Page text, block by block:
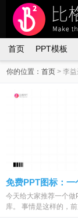
首页 PPT模板
你的位置：首页 > 李益
免费PPT图标：
今天给大家推荐一个
库。 事情是这样的，